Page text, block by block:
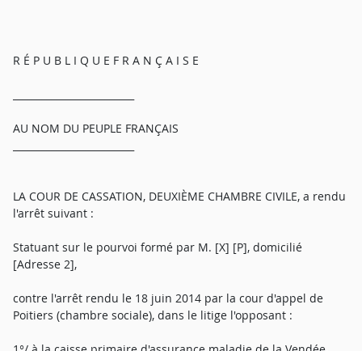
R É P U B L I Q U E F R A N Ç A I S E
AU NOM DU PEUPLE FRANÇAIS
LA COUR DE CASSATION, DEUXIÈME CHAMBRE CIVILE, a rendu
l'arrêt suivant :
Statuant sur le pourvoi formé par M. [X] [P], domicilié
[Adresse 2],
contre l'arrêt rendu le 18 juin 2014 par la cour d'appel de
Poitiers (chambre sociale), dans le litige l'opposant :